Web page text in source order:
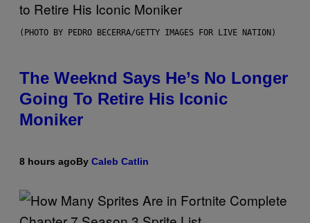
(PHOTO BY PEDRO BECERRA/GETTY IMAGES FOR LIVE NATION)
The Weeknd Says He’s No Longer
Going To Retire His Iconic
Moniker
8 hours agoBy Caleb Catlin